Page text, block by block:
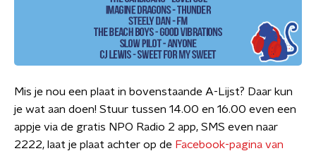
Mis je nou een plaat in bovenstaande A-Lijst? Daar kun
je wat aan doen! Stuur tussen 14.00 en 16.00 even een
appje via de gratis NPO Radio 2 app, SMS even naar
2222, laat je plaat achter op de Facebook-pagina van